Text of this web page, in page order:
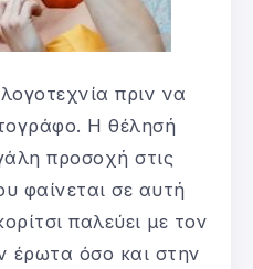
πριν να
Η θέλησή
προσοχή στις
φαίνεται σε αυτή
παλεύει με τον
έρωτα όσο και στην